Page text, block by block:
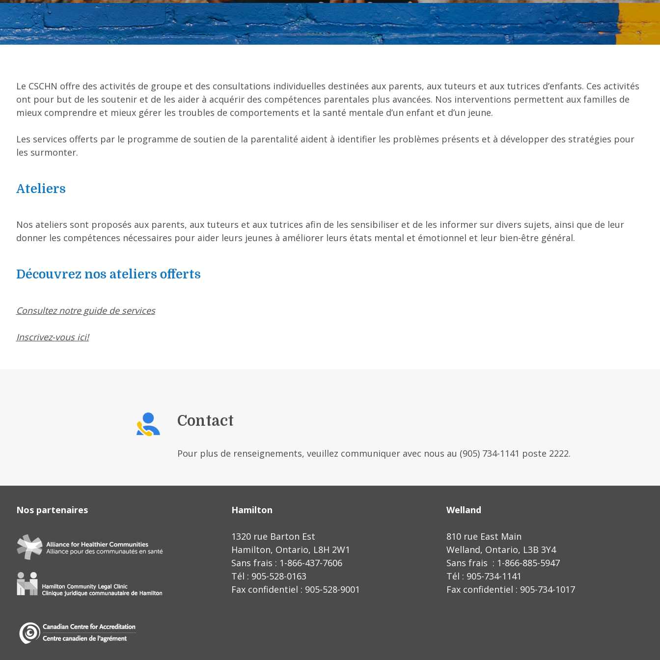
Le CSCHN offre des activités de groupe et des consultations individuelles destinées aux parents, aux tuteurs et aux tutrices d’enfants. Ces activités
ont pour but de les soutenir et de les aider à acquérir des compétences parentales plus avancées. Nos interventions permettent aux familles de
mieux comprendre et mieux gérer les troubles de comportements et la santé mentale d’un enfant et d’un jeune.
Les services offerts par le programme de soutien de la parentalité aident à identifier les problèmes présents et à développer des stratégies pour
les surmonter.
Ateliers
Nos ateliers sont proposés aux parents, aux tuteurs et aux tutrices afin de les sensibiliser et de les informer sur divers sujets, ainsi que de leur
donner les compétences nécessaires pour aider leurs jeunes à améliorer leurs états mental et émotionnel et leur bien-être général.
Découvrez nos ateliers offerts
Consultez notre guide de services
Inscrivez-vous ici!
Contact
Pour plus de renseignements, veuillez communiquer avec nous au (905) 734-1141 poste 2222.
Nos partenaires Hamilton
1320 rue Barton Est
Hamilton, Ontario, L8H 2W1
Sans frais : 1-866-437-7606
Tél : 905-528-0163
Fax confidentiel : 905-528-9001
Welland
810 rue East Main
Welland, Ontario, L3B 3Y4
Sans frais : 1-866-885-5947
Tél : 905-734-1141
Fax confidentiel : 905-734-1017